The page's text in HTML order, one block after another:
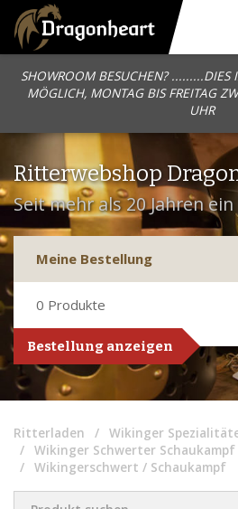
SHOWROOM BESUCHEN? .........DIES
MÖGLICH, MONTAG BIS FREITAG
UHR
Ritterwebshop
Seit mehr als 20 Jahren
Meine Bestellung
0 Produkte
Bestellung anzeigen
Ritterladen Wikinger
Wikinger Schwerter Schaukampf
Wikingerschwert / Schaukampf